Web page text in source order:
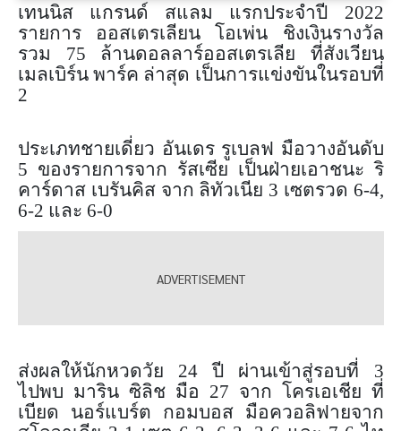
เทนนิส แกรนด์ สแลม แรกประจำปี 2022
รายการ ออสเตรเลียน โอเพ่น ชิงเงินรางวัล
รวม 75 ล้านดอลลาร์ออสเตรเลีย ที่สังเวียน
เมลเบิร์น พาร์ค ล่าสุด เป็นการแข่งขันในรอบที่
2
ประเภทชายเดี่ยว อันเดร รูเบลฟ มือวางอันดับ
5 ของรายการจาก รัสเซีย เป็นฝ่ายเอาชนะ ริ
คาร์ดาส เบรันคิส จาก ลิทัวเนีย 3 เซตรวด 6-4,
6-2 และ 6-0
ส่งผลให้นักหวดวัย 24 ปี ผ่านเข้าสู่รอบที่ 3
ไปพบ มาริน ซิลิช มือ 27 จาก โครเอเชีย ที่
เบียด นอร์แบร์ต กอมบอส มือควอลิฟายจาก